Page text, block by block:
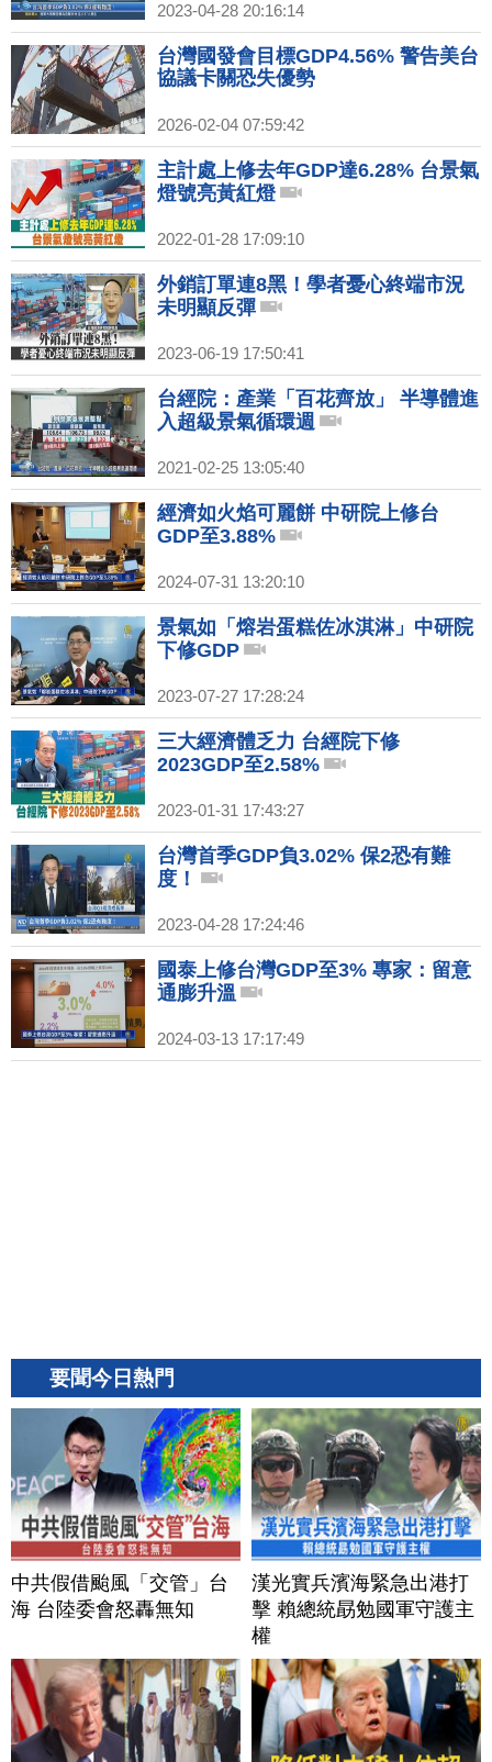
2023-04-28 20:16:14
台灣國發會目標GDP4.56% 警告美台
協議卡關恐失優勢
2026-02-04 07:59:42
主計處上修去年GDP達6.28% 台景氣
燈號亮黃紅燈
2022-01-28 17:09:10
外銷訂單連8黑！學者憂心終端市況
未明顯反彈
2023-06-19 17:50:41
台經院：產業「百花齊放」 半導體進
入超級景氣循環週
2021-02-25 13:05:40
經濟如火焰可麗餅 中研院上修台
GDP至3.88%
2024-07-31 13:20:10
景氣如「熔岩蛋糕佐冰淇淋」中研院
下修GDP
2023-07-27 17:28:24
三大經濟體乏力 台經院下修
2023GDP至2.58%
2023-01-31 17:43:27
台灣首季GDP負3.02% 保2恐有難
度！
2023-04-28 17:24:46
國泰上修台灣GDP至3% 專家：留意
通膨升溫
2024-03-13 17:17:49
要聞今日熱門
中共假借颱風「交管」台
海 台陸委會怒轟無知
漢光實兵濱海緊急出港打
擊 賴總統勗勉國軍守護主
權